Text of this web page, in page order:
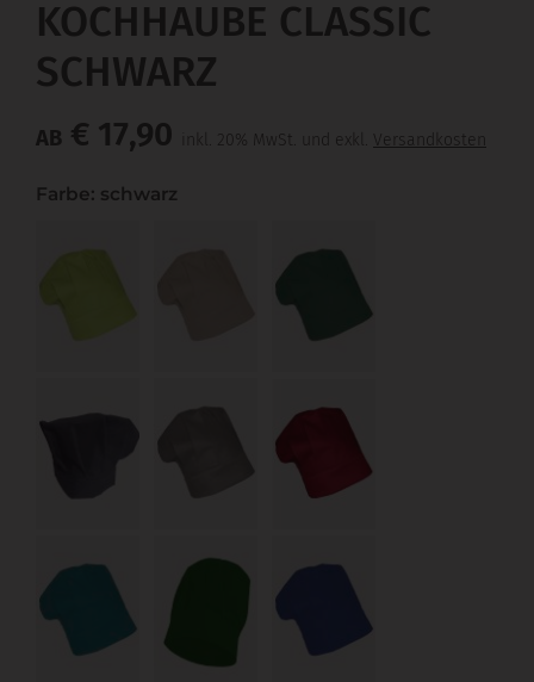
KOCHHAUBE CLASSIC
SCHWARZ
AB € 17,90 inkl. 20% MwSt. und exkl. Versandkosten
Farbe: schwarz